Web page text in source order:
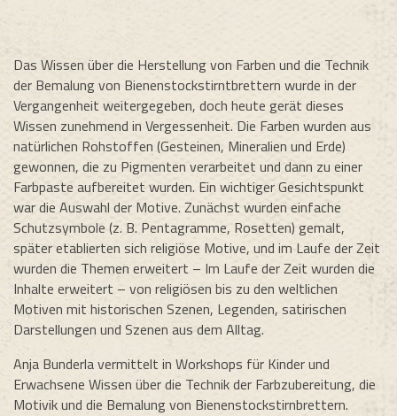
Das Wissen über die Herstellung von Farben und die Technik
der Bemalung von Bienenstockstirntbrettern wurde in der
Vergangenheit weitergegeben, doch heute gerät dieses
Wissen zunehmend in Vergessenheit. Die Farben wurden aus
natürlichen Rohstoffen (Gesteinen, Mineralien und Erde)
gewonnen, die zu Pigmenten verarbeitet und dann zu einer
Farbpaste aufbereitet wurden. Ein wichtiger Gesichtspunkt
war die Auswahl der Motive. Zunächst wurden einfache
Schutzsymbole (z. B. Pentagramme, Rosetten) gemalt,
später etablierten sich religiöse Motive, und im Laufe der Zeit
wurden die Themen erweitert – Im Laufe der Zeit wurden die
Inhalte erweitert – von religiösen bis zu den weltlichen
Motiven mit historischen Szenen, Legenden, satirischen
Darstellungen und Szenen aus dem Alltag.
Anja Bunderla vermittelt in Workshops für Kinder und
Erwachsene Wissen über die Technik der Farbzubereitung, die
Motivik und die Bemalung von Bienenstockstirnbrettern.